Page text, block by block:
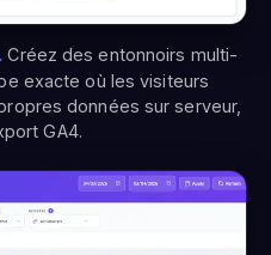
Créez des entonnoirs multi-
exacte où les visiteurs
données sur serveur,
GA4.